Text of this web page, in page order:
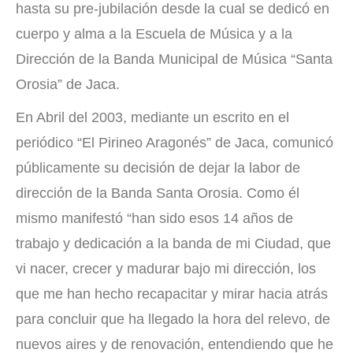
hasta su pre-jubilación desde la cual se dedicó en
cuerpo y alma a la Escuela de Música y a la
Dirección de la Banda Municipal de Música “Santa
Orosia” de Jaca.
En Abril del 2003, mediante un escrito en el
periódico “El Pirineo Aragonés” de Jaca, comunicó
públicamente su decisión de dejar la labor de
dirección de la Banda Santa Orosia. Como él
mismo manifestó “han sido esos 14 años de
trabajo y dedicación a la banda de mi Ciudad, que
vi nacer, crecer y madurar bajo mi dirección, los
que me han hecho recapacitar y mirar hacia atrás
para concluir que ha llegado la hora del relevo, de
nuevos aires y de renovación, entendiendo que he